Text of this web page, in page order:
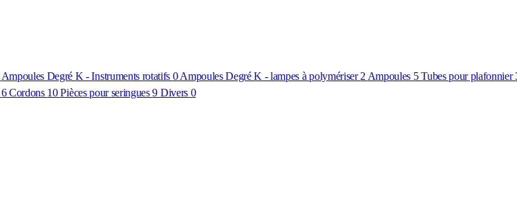
Ampoules Degré K - Instruments rotatifs 0Ampoules Degré K - lampes à polymériser2 Ampoules 5Tubes pour plafonnier
6Cordons 10Pièces pour seringues9 Divers 0